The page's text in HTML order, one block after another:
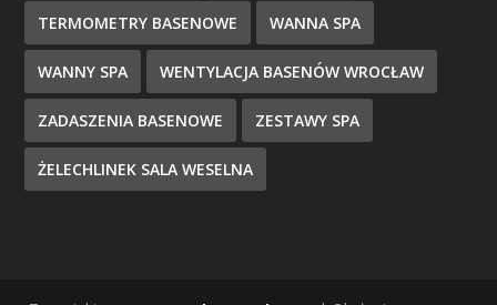
TERMOMETRY BASENOWE WANNA SPA
WANNY SPA WENTYLACJA BASENÓW WROCŁAW
ZADASZENIA BASENOWE ZESTAWY SPA
ŻELECHLINEK SALA WESELNA